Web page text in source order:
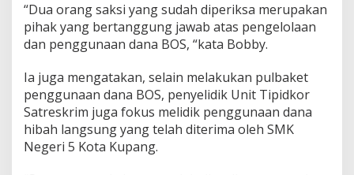
“Dua orang saksi yang sudah diperiksa merupakan
pihak yang bertanggung jawab atas pengelolaan
dan penggunaan dana BOS, “kata Bobby.
Ia juga mengatakan, selain melakukan pulbaket
penggunaan dana BOS, penyelidik Unit Tipidkor
Satreskrim juga fokus melidik penggunaan dana
hibah langsung yang telah diterima oleh SMK
Negeri 5 Kota Kupang.